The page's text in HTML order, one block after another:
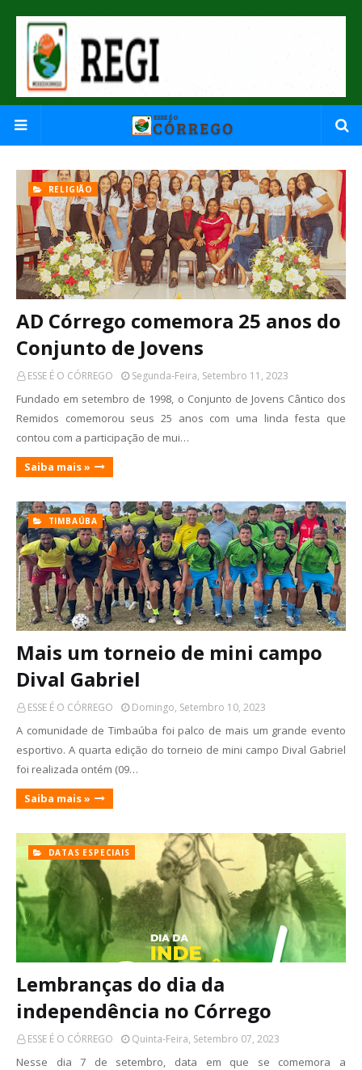
RELIGIÃO
AD Córrego comemora 25 anos do
Conjunto de Jovens
ESSE É O CÓRREGO Segunda-Feira, Setembro 11, 2023
Fundado em setembro de 1998, o Conjunto de Jovens Cântico dos
Remidos comemorou seus 25 anos com uma linda festa que
contou com a participação de mui…
Saiba mais »
TIMBAÚBA
Mais um torneio de mini campo
Dival Gabriel
ESSE É O CÓRREGO Domingo, Setembro 10, 2023
A comunidade de Timbaúba foi palco de mais um grande evento
esportivo. A quarta edição do torneio de mini campo Dival Gabriel
foi realizada ontém (09…
Saiba mais »
DATAS ESPECIAIS
Lembranças do dia da
independência no Córrego
ESSE É O CÓRREGO Quinta-Feira, Setembro 07, 2023
Nesse dia 7 de setembro, data em que se comemora a